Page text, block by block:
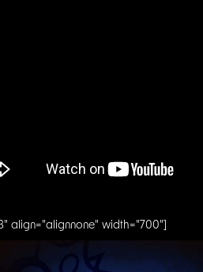
align="alignnone" width="700"]